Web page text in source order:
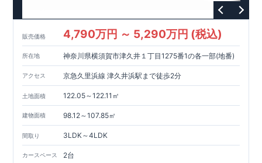
回チェックが行われま
す。 ・図面や書類上だけでなく、「現場の施工状況」を検査し
た上で、品質を保証しております。
■全棟自社一貫体制! (
しくはクリック!) ・誰が何をやったかが明確だからこそ、お客
ストプランをご提供いたします。
・不要な中間マージンを抑え
る事で、コストダウンに努めております。 !現地案内予約受付
中! ・現地ご見学予約受付中◎ 平日やお仕事終わりのご案内も
可能です
ご希望のお客様は一度ご連絡ください！
ージに載っていない詳しい内容や、資金計画のご相談、ご質問
等がございましたらお気軽にご連絡下さい。
東栄住宅 岡崎営業所
販売価格 4,790万円 ～ 5,290万円 (税込)
所在地 神奈川県横須賀市津久井１丁目1275番1の各一部(地番)
アクセス 京急久里浜線 津久井浜駅まで徒歩2分
土地面積 122.05～122.11㎡
建物面積 98.12～107.85㎡
間取り 3LDK～4LDK
カースペース 2台